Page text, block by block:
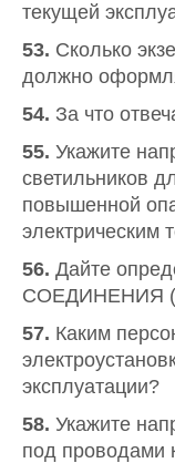
текущей
53. Сколько
должно
54. За что
55. Укажите
светильников
повышенной
электрическим
56. Дайте
СОЕДИНЕНИЯ
57. Каким
эксплуатации?
58. Укажите
под проводами